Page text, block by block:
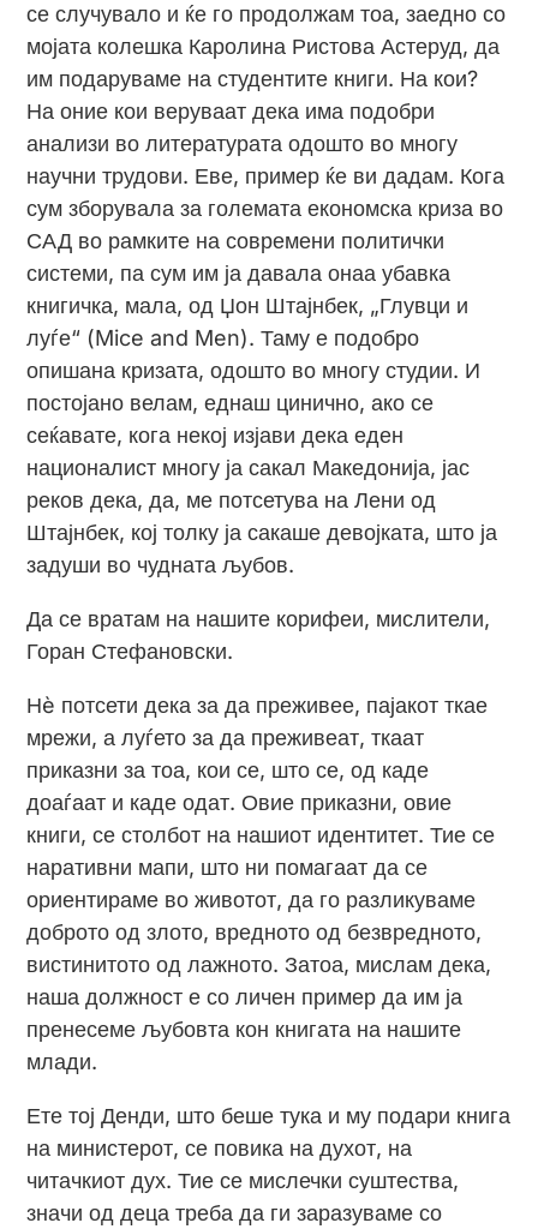
се случувало и ќе го продолжам тоа, заедно со
мојата колешка Каролина Ристова Астеруд, да
им подаруваме на студентите книги. На кои?
На оние кои веруваат дека има подобри
анализи во литературата одошто во многу
научни трудови. Еве, пример ќе ви дадам. Кога
сум зборувала за големата економска криза во
САД во рамките на современи политички
системи, па сум им ја давала онаа убавка
книгичка, мала, од Џон Штајнбек, „Глувци и
луѓе“ (Mice and Men). Таму е подобро
опишана кризата, одошто во многу студии. И
постојано велам, еднаш цинично, ако се
сеќавате, кога некој изјави дека еден
националист многу ја сакал Македонија, јас
реков дека, да, ме потсетува на Лени од
Штајнбек, кој толку ја сакаше девојката, што ја
задуши во чудната љубов.
Да се вратам на нашите корифеи, мислители,
Горан Стефановски.
Нè потсети дека за да преживее, пајакот ткае
мрежи, а луѓето за да преживеат, ткаат
приказни за тоа, кои се, што се, од каде
доаѓаат и каде одат. Овие приказни, овие
книги, се столбот на нашиот идентитет. Тие се
наративни мапи, што ни помагаат да се
ориентираме во животот, да го разликуваме
доброто од злото, вредното од безвредното,
вистинитото од лажното. Затоа, мислам дека,
наша должност е со личен пример да им ја
пренесеме љубовта кон книгата на нашите
млади.
Ете тој Денди, што беше тука и му подари книга
на министерот, се повика на духот, на
читачкиот дух. Тие се мислечки суштества,
значи од деца треба да ги заразуваме со